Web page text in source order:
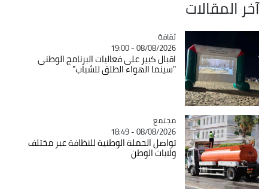
آخر المقالات
Catégorie
ثقافة
08/08/2026 - 19:00
اقبال كبير على فعاليات البرنامج الوطني
"سينما الهواء الطلق للشباب"
Catégorie
مجتمع
08/08/2026 - 18:49
تواصل الحملة الوطنية للنظافة عبر مختلف
ولايات الوطن